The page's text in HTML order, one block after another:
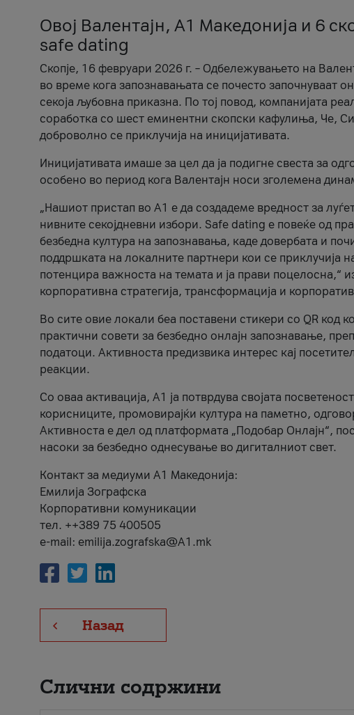
Овој Валентајн, A1 Македонија и 6
safe dating
Скопје, 16 февруари 2026 г. – Одбележувањето на
во време кога запознавањата се почесто започнуваат
секоја љубовна приказна. По тој повод, компанијата
соработка со шест еминентни скопски кафулиња, Че,
доброволно се приклучија на иницијативата.
Иницијативата имаше за цел да ја подигне свеста за
особено во период кога Валентајн носи зголемена
„Нашиот пристап во А1 е да создадеме вредност за
нивните секојдневни избори. Safe dating е повеќе од
безбедна култура на запознавања, каде довербата и
поддршката на локалните партнери кои се приклучија
потенцира важноста на темата и ја прави поцелосна,“
корпоративна стратегија, трансформација и
Во сите овие локали беа поставени стикери со QR код
практични совети за безбедно онлајн запознавање,
податоци. Активноста предизвика интерес кај
реакции.
Со оваа активација, А1 ја потврдува својата
корисниците, промовирајќи култура на паметно,
Активноста е дел од платформата „Подобар Онлајн“,
насоки за безбедно однесување во дигиталниот свет.
Контакт за медиуми А1 Македонија:
Емилија Зографска
Корпоративни комуникации
тел. ++389 75 400505
e-mail: emilija.zografska@A1.mk
Назад
Слични содржини